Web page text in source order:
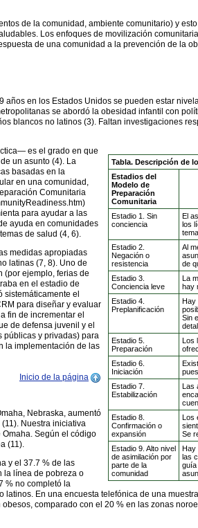
de la comunidad, ambiente comunitario) y
Los enfoques de movilización
de una comunidad a la prevención de la
en los Estados Unidos se pueden estar
se abordó la obesidad infantil con
blancos no latinos (3). Faltan investigaciones
Tabla. Descripción de
Estadios del
Modelo de
Preparación
Comunitaria
Estadio 1. Sin
conciencia
El
los
Estadio 2.
Negación o
resistencia
Al
de
Estadio 3.
Conciencia leve
La
hay
Estadio 4.
Preplanificación
Hay
Sin
Estadio 5.
Preparación
Los
Estadio 6.
Iniciación
Estadio 7.
Estabilización
Las
Estadio 8.
Confirmación o
expansión
Los
Se
Estadio 9. Alto nivel
de asimilación por
parte de la
comunidad
Hay
las
guía
es el grado en que
un asunto (4). La
basadas en la
en una comunidad,
Comunitaria
para ayudar a las
ayuda en comunidades
de salud (4, 6).
medidas apropiadas
latinas (7, 8). Uno de
(por ejemplo, ferias de
en el estadio de
el
para diseñar y evaluar
fin de incrementar el
de defensa juvenil y el
públicas y privadas) para
la implementación de las
Inicio de la página
Nebraska, aumentó
Nuestra iniciativa
Según el código
(11).
y el 37.7 % de las
la línea de pobreza o
% no completó la
En una encuesta telefónica de una
comparado con el 20 % en las zonas